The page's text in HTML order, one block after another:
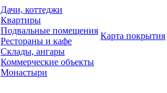
Дачи, коттеджи
Квартиры
Подвальные помещения
Рестораны и кафе
Склады, ангары
Коммерческие объекты
Монастыри
Карта покрытия